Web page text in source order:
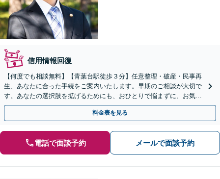
信用情報回復
【何度でも相談無料】【青葉台駅徒歩３分】任意整理・破産・民事再
生、あなたに合った手続をご案内いたします。早期のご相談が大切で
す。あなたの選択肢を拡げるためにも、おひとりで悩まずに、お気軽
に弁護士を頼ってください。【夜間・土日相談可】
料金表を見る
電話で面談予約 メールで面談予約